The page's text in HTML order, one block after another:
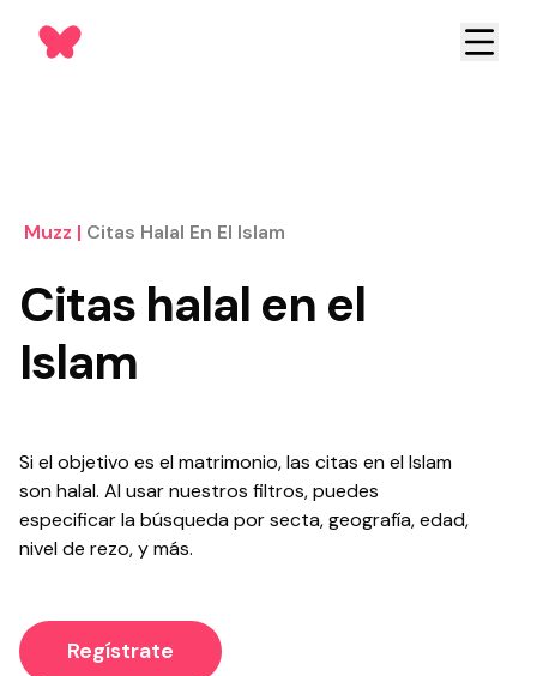
Muzz | Citas Halal En El Islam
Citas halal en el
Islam
Si el objetivo es el matrimonio, las citas en el Islam
son halal. Al usar nuestros filtros, puedes
especificar la búsqueda por secta, geografía, edad,
nivel de rezo, y más.
Regístrate